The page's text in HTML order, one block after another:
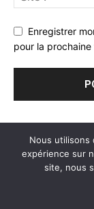
Enregistrer
pour la
A propos
©
Nous utilisons
expérience sur
site, nous